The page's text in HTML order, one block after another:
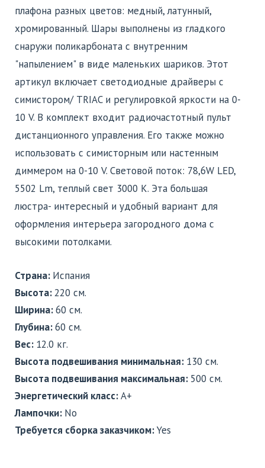
плафона разных цветов: медный, латунный,
хромированный. Шары выполнены из гладкого
снаружи поликарбоната с внутренним
"напылением" в виде маленьких шариков. Этот
артикул включает светодиодные драйверы с
симистором/ TRIAC и регулировкой яркости на 0-
10 V. В комплект входит радиочастотный пульт
дистанционного управления. Его также можно
использовать с симисторным или настенным
диммером на 0-10 V. Световой поток: 78,6W LED,
5502 Lm, теплый свет 3000 K. Эта большая
люстра- интересный и удобный вариант для
оформления интерьера загородного дома с
высокими потолками.
Страна: Испания
Высота:220 см.
Ширина:60 см.
Глубина:60 см.
Вес: 12.0 кг.
Высота подвешивания минимальная: 130 см.
Высота подвешивания максимальная: 500 см.
Энергетический класс:A+
Лампочки: No
Требуется сборка заказчиком:Yes